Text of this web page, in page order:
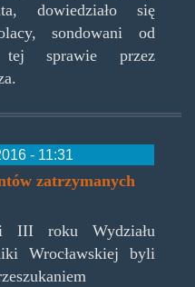
dowiedziało się
sondowani od
sprawie przez
- 11:31
zatrzymanych
III roku Wydziału
Wrocławskiej byli